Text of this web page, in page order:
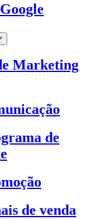
Marketing
de
de venda